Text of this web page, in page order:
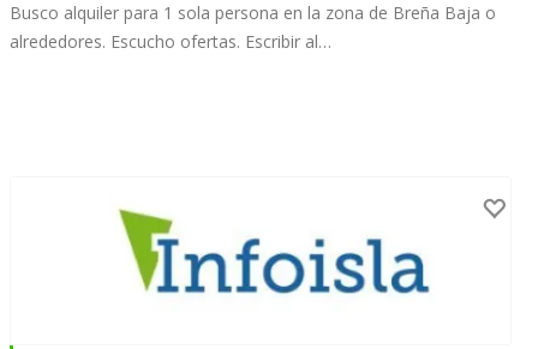
Busco alquiler para 1 sola persona en la zona de Breña Baja o
alrededores. Escucho ofertas. Escribir al…